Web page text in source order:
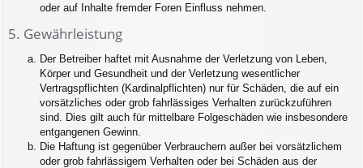
oder auf Inhalte fremder Foren Einfluss nehmen.
5. Gewährleistung
Der Betreiber haftet mit Ausnahme der Verletzung von Leben,
Körper und Gesundheit und der Verletzung wesentlicher
Vertragspflichten (Kardinalpflichten) nur für Schäden, die auf ein
vorsätzliches oder grob fahrlässiges Verhalten zurückzuführen
sind. Dies gilt auch für mittelbare Folgeschäden wie insbesondere
entgangenen Gewinn.
Die Haftung ist gegenüber Verbrauchern außer bei vorsätzlichem
oder grob fahrlässigem Verhalten oder bei Schäden aus der